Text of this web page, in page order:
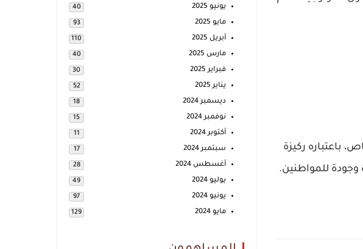
باعتباره ركيزة
وجودة للمواطنين.
يونيو 2025 40
مايو 2025 93
أبريل 2025 110
مارس 2025 40
فبراير 2025 30
يناير 2025 52
ديسمبر 2024 18
نوفمبر 2024 15
أكتوبر 2024 11
سبتمبر 2024 17
أغسطس 2024 28
يوليو 2024 49
يونيو 2024 97
مايو 2024 129